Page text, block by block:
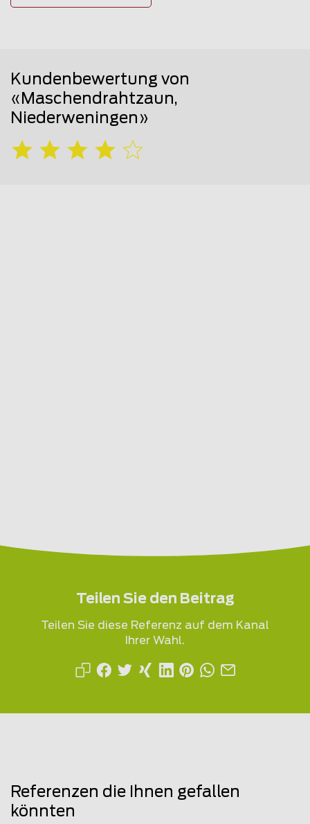
Kundenbewertung von
«Maschendrahtzaun,
Niederweningen»
Teilen Sie den Beitrag
Teilen Sie diese Referenz auf dem Kanal
Ihrer Wahl.
Referenzen die Ihnen gefallen
könnten